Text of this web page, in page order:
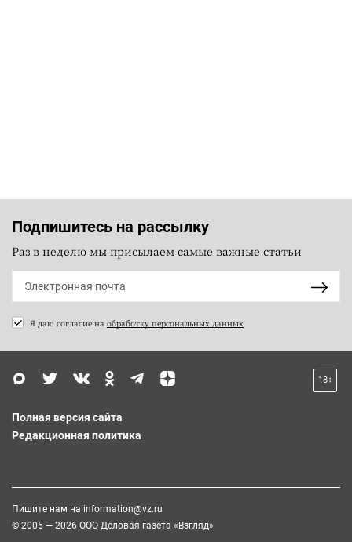
Подпишитесь на рассылку
Раз в неделю мы присылаем самые важные статьи
Я даю согласие на обработку персональных данных
18+
Полная версия сайта
Редакционная политика
Пишите нам на information@vz.ru
© 2005 — 2026 ООО Деловая газета «Взгляд»